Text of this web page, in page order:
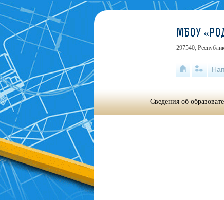
МБОУ
297540,
Сведения об